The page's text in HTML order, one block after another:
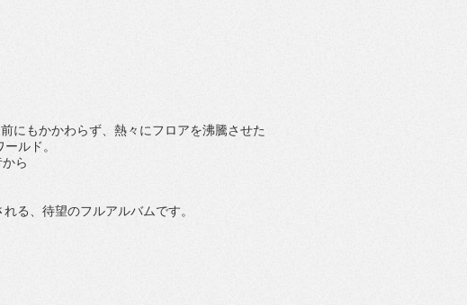
にもかかわらず、熱々にフロアを沸騰させた
ルド。
ら
る、待望のフルアルバムです。